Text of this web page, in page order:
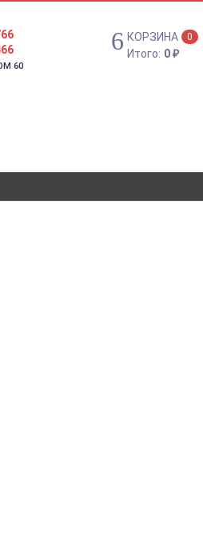
60
КОРЗИНА 0
Итого: 0₽